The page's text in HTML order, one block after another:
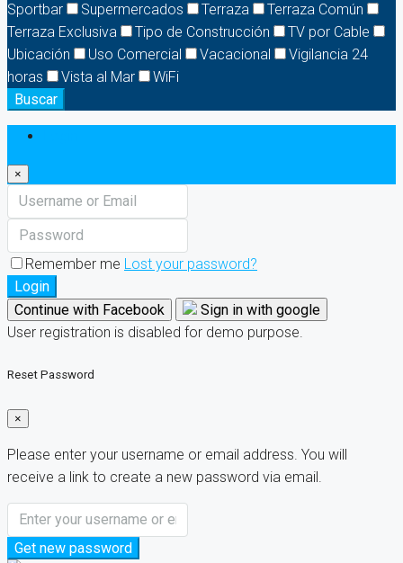
Sportbar
Supermercados Terraza
Terraza Común
Terraza Exclusiva
Tipo de Construcción
TV por Cable
Ubicación
Uso Comercial Vacacional
Vigilancia 24
horas
Vista al Mar
WiFi
Buscar
×
Remember me Lost your password?
Login
Continue with Facebook
Sign in with google
User registration is disabled for demo purpose.
Reset Password
×
Please enter your username or email address. You will
receive a link to create a new password via email.
Get new password